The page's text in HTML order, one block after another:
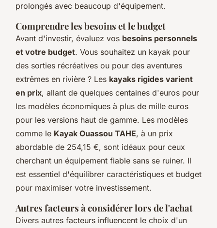
prolongés avec beaucoup d'équipement.
Comprendre les besoins et le budget
Avant d'investir, évaluez vos besoins personnels
et votre budget. Vous souhaitez un kayak pour
des sorties récréatives ou pour des aventures
extrêmes en rivière ? Les kayaks rigides varient
en prix, allant de quelques centaines d'euros pour
les modèles économiques à plus de mille euros
pour les versions haut de gamme. Les modèles
comme le Kayak Ouassou TAHE, à un prix
abordable de 254,15 €, sont idéaux pour ceux
cherchant un équipement fiable sans se ruiner. Il
est essentiel d'équilibrer caractéristiques et budget
pour maximiser votre investissement.
Autres facteurs à considérer lors de l'achat
Divers autres facteurs influencent le choix d'un